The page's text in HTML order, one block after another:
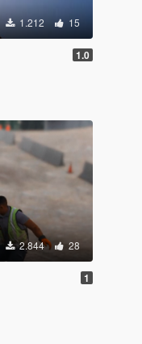
1.212 15
1.0
2.844 28
1